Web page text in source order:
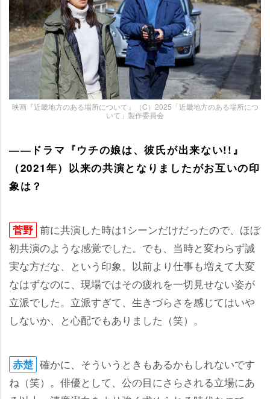
映画『近畿地方のある場所について』（C）2025「近畿地方のある場所につ
いて」製作委員会
――ドラマ『ウチの娘は、彼氏が出来ない!!』
（2021年）以来の共演となりましたがお互いの印
象は？
菅野 前に共演した時は1シーンだけだったので、ほぼ
初共演のような感覚でした。でも、当時と変わらず誠
実な方だな、という印象。以前より仕事も増えて大変
なはずなのに、現場ではその疲れを一切見せない姿が
立派でした。立派すぎて、生きづらさを感じてはい
しないか、と心配でもありました（笑）。
赤楚 確かに、そういうときもあるかもしれないです
ね（笑）。俳優として、公の目にさらされる立場にあ